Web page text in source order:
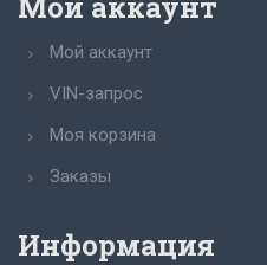
Мой аккаунт
VIN-запрос
Моя корзина
Заказы
Информация